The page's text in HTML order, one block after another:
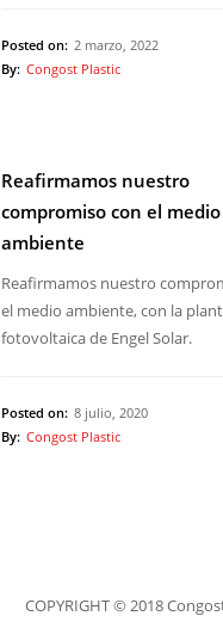
Posted on: 2 marzo, 2022
By: Congost Plastic
Reafirmamos nuestro
compromiso con el medio
ambiente
Reafirmamos nuestro
el medio ambiente, con la
fotovoltaica de Engel Solar.
Posted on: 8 julio, 2020
By: Congost Plastic
COPYRIGHT © 2018